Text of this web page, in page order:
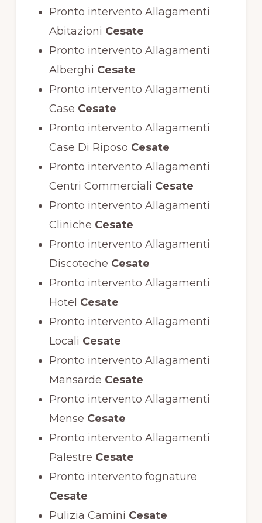
Pronto intervento Allagamenti
Abitazioni Cesate
Pronto intervento Allagamenti
Alberghi Cesate
Pronto intervento Allagamenti
Case Cesate
Pronto intervento Allagamenti
Case Di Riposo Cesate
Pronto intervento Allagamenti
Centri Commerciali Cesate
Pronto intervento Allagamenti
Cliniche Cesate
Pronto intervento Allagamenti
Discoteche Cesate
Pronto intervento Allagamenti
Hotel Cesate
Pronto intervento Allagamenti
Locali Cesate
Pronto intervento Allagamenti
Mansarde Cesate
Pronto intervento Allagamenti
Mense Cesate
Pronto intervento Allagamenti
Palestre Cesate
Pronto intervento fognature
Cesate
Pulizia Camini Cesate